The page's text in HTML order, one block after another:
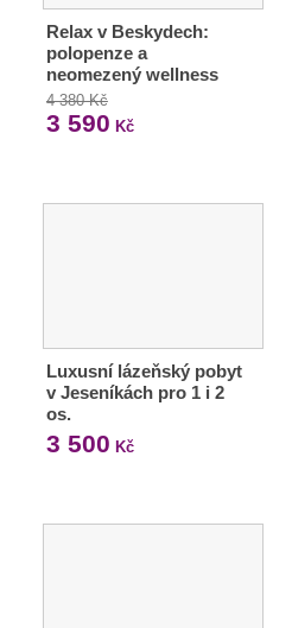
Relax v Beskydech:
polopenze a
neomezený wellness
4 380 Kč
3 590 Kč
Luxusní lázeňský pobyt
v Jeseníkách pro 1 i 2
os.
3 500 Kč